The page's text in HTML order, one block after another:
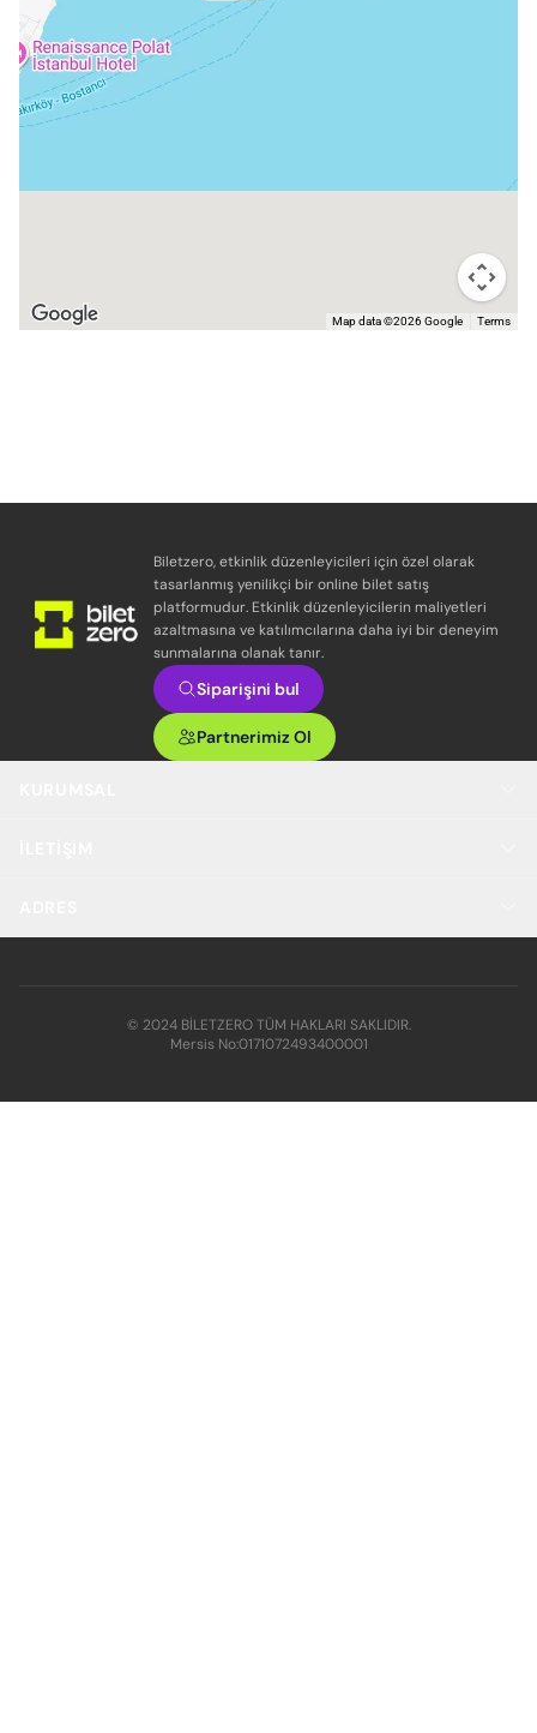
Map data ©2026 Google Terms
Biletzero, etkinlik düzenleyicileri için özel olarak
tasarlanmış yenilikçi bir online bilet satış
platformudur. Etkinlik düzenleyicilerin maliyetleri
azaltmasına ve katılımcılarına daha iyi bir deneyim
sunmalarına olanak tanır.
Siparişini bul
Partnerimiz Ol
© 2024 BİLETZERO TÜM HAKLARI SAKLIDIR.
Mersis No:0171072493400001